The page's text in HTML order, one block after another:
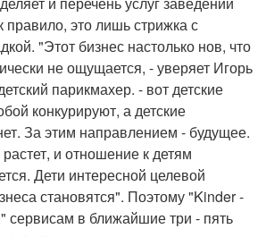
правило, это лишь стрижка с
"Этот бизнес настолько нов, что
не ощущается, - уверяет Игорь
парикмахер. - вот детские
конкурируют, а детские
За этим направлением - будущее.
и отношение к детям
Дети интересной целевой
становятся". Поэтому "Kinder -
в ближайшие три - пять